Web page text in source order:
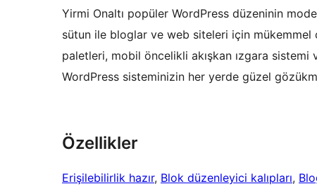
Yirmi Onaltı popüler WordPress düzeninin
sütun ile bloglar ve web siteleri için mükemmel
paletleri, mobil öncelikli akışkan ızgara
WordPress sisteminizin her yerde güzel
Özellikler
Erişilebilirlik hazır, Blok düzenleyici kalıpları,